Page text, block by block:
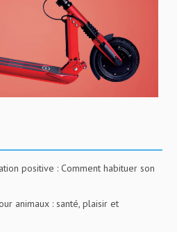
positive : Comment habituer son
animaux : santé, plaisir et